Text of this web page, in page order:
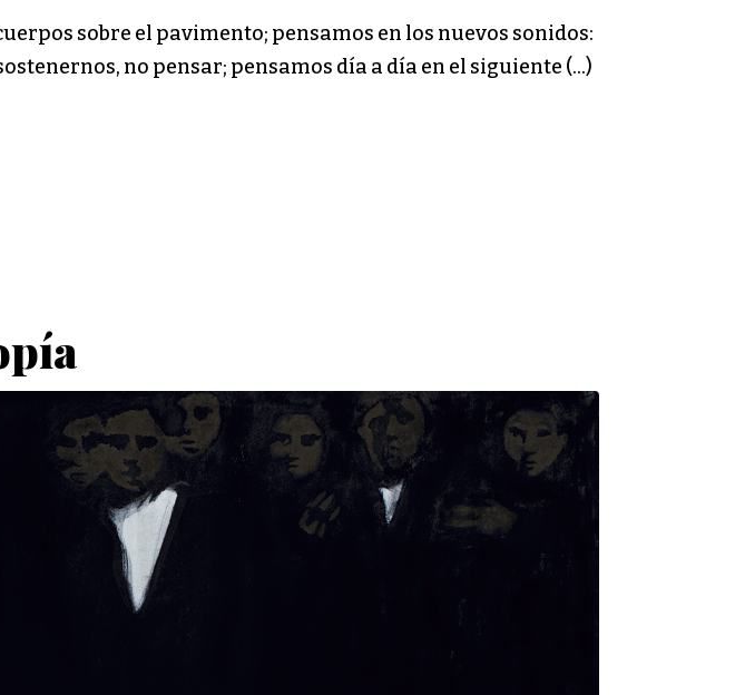
sobre el pavimento; pensamos en los nuevos sonidos:
no pensar; pensamos día a día en el siguiente (…)